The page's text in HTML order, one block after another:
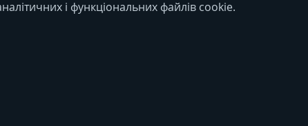
і функціональних файлів cookie.